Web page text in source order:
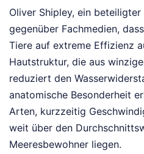
Oliver Shipley, ein
gegenüber Fachmedien,
Tiere auf extreme Effizienz
Hautstruktur, die aus
reduziert den
anatomische Besonderheit
Arten, kurzzeitig
weit über den
Meeresbewohner liegen.